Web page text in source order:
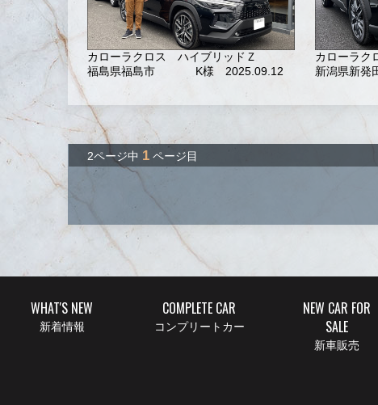
カローラクロス ハイブリッドＺ
福島県福島市
K様 2025.09.12
カローラク
新潟県新発
2ページ中 1 ページ目
WHAT'S NEW
新着情報
COMPLETE CAR
コンプリートカー
NEW CAR FOR
SALE
新車販売